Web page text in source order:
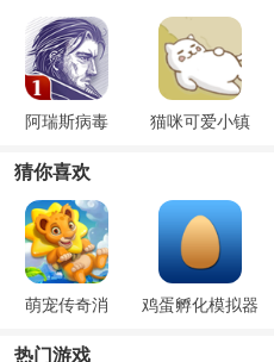
阿瑞斯病毒 猫咪可爱小镇
猜你喜欢
萌宠传奇消 鸡蛋孵化模拟器
热门游戏